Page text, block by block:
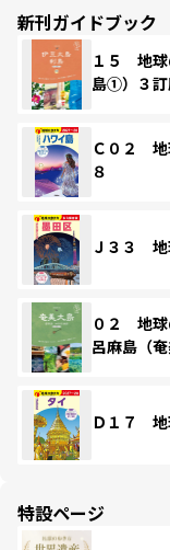
新刊ガイドブック
１５ 地
島①）３訂
Ｃ０２ 地
８
Ｊ３３
０２ 地
呂麻島（
Ｄ１７
特設ページ